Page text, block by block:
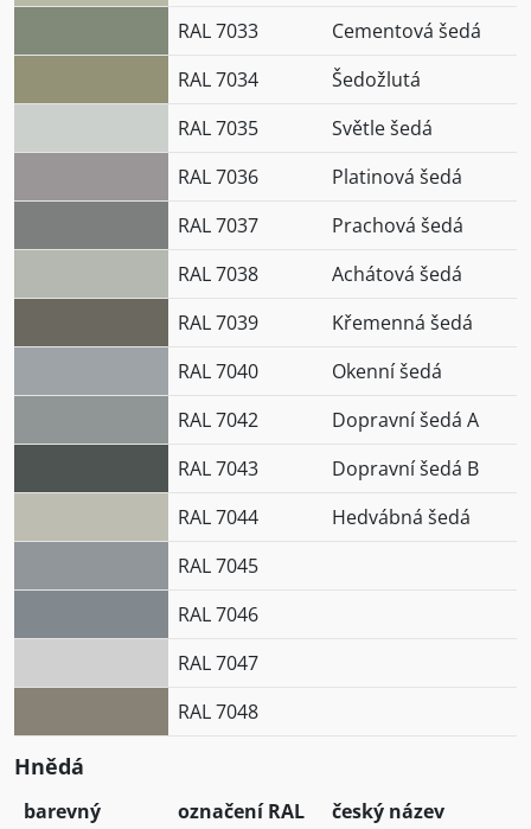
RAL 7033
Cementová šedá
RAL 7034
Šedožlutá
RAL 7035
Světle šedá
RAL 7036
Platinová šedá
RAL 7037
Prachová šedá
RAL 7038
Achátová šedá
RAL 7039
Křemenná šedá
RAL 7040
Okenní šedá
RAL 7042
Dopravní šedá A
RAL 7043
Dopravní šedá B
RAL 7044
Hedvábná šedá
RAL 7045
RAL 7046
RAL 7047
RAL 7048
Hnědá
barevný
označení RAL český název